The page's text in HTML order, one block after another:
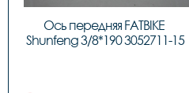
Ось передняя FATBIKE
Shunfeng 3/8*190 3052711-15